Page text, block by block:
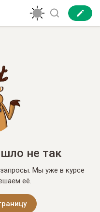
не так
Мы уже в курсе
её.